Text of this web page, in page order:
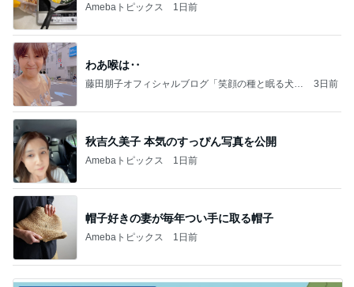
Amebaトピックス 1日前
わあ喉は‥
藤田朋子オフィシャルブログ「笑顔の種と眠る犬」
3日前
秋吉久美子 本気のすっぴん写真を公開
Amebaトピックス 1日前
帽子好きの妻が毎年つい手に取る帽子
Amebaトピックス 1日前